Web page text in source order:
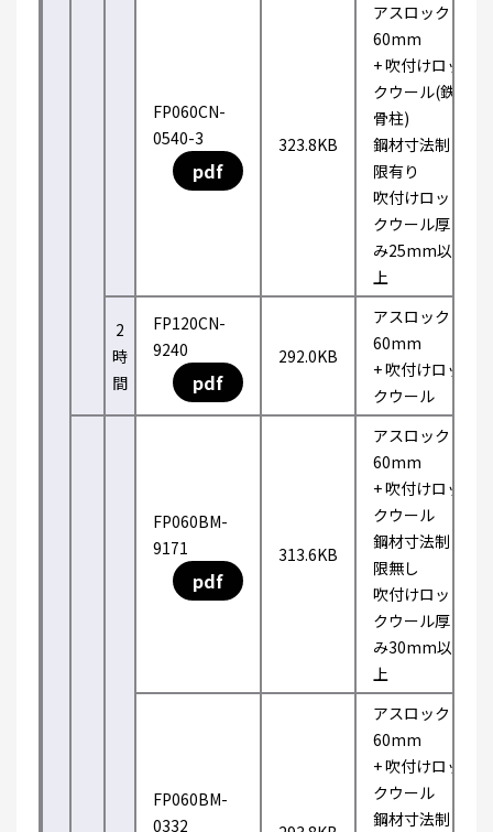
FP060CN-
0540-3
pdf
323.8KB
アスロック
60mm
+ 吹付けロッ
クウール(鉄
骨柱)
鋼材寸法制
限有り
吹付けロッ
クウール厚
み25mm以
上
2
時
間
FP120CN-
9240
pdf
292.0KB
アスロック
60mm
+ 吹付けロッ
クウール
FP060BM-
9171
pdf
313.6KB
アスロック
60mm
+ 吹付けロッ
クウール
鋼材寸法制
限無し
吹付けロッ
クウール厚
み30mm以
上
FP060BM-
0332
アスロック
60mm
+ 吹付けロッ
クウール
鋼材寸法制